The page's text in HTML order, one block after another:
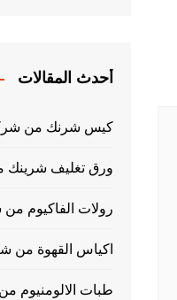
أحدث المقالات
كيس شرنك من
ورق تغليف
رولات الفاكيوم
اكياس القهوة من
طبات الالومنيوم